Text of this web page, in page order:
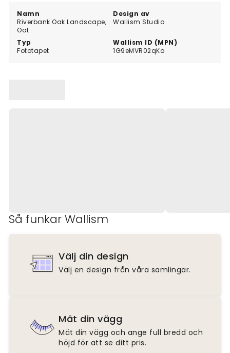
Namn
Riverbank Oak Landscape,
Oat
Design av
Wallism Studio
Typ
Fototapet
Wallism ID (MPN)
1G9eMVR02qKo
Så funkar Wallism
Välj din design
Välj en design från våra samlingar.
Mät din vägg
Mät din vägg och ange full bredd och
höjd för att se ditt pris.